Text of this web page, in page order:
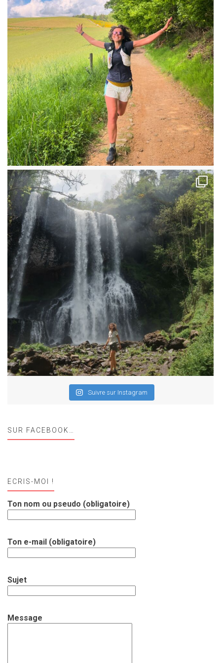
Suivre sur Instagram
SUR FACEBOOK…
ECRIS-MOI !
Ton nom ou pseudo (obligatoire)
Ton e-mail (obligatoire)
Sujet
Message